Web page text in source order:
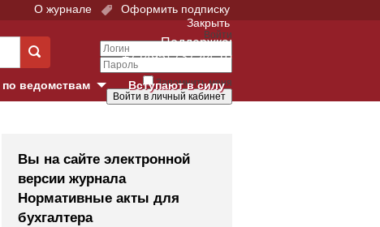
О журнале
Оформить подписку
Закрыть
Войти
Запомнить меня
Поддержка:
+7 (495) 737-44-10
Вступают в силу
ведомствам
Суд
в г. Москве
Вы на сайте электронной
версии журнала
Нормативные акты для
бухгалтера